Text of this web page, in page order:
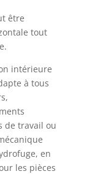
être
tout
intérieure
à tous
de travail ou
en
les pièces